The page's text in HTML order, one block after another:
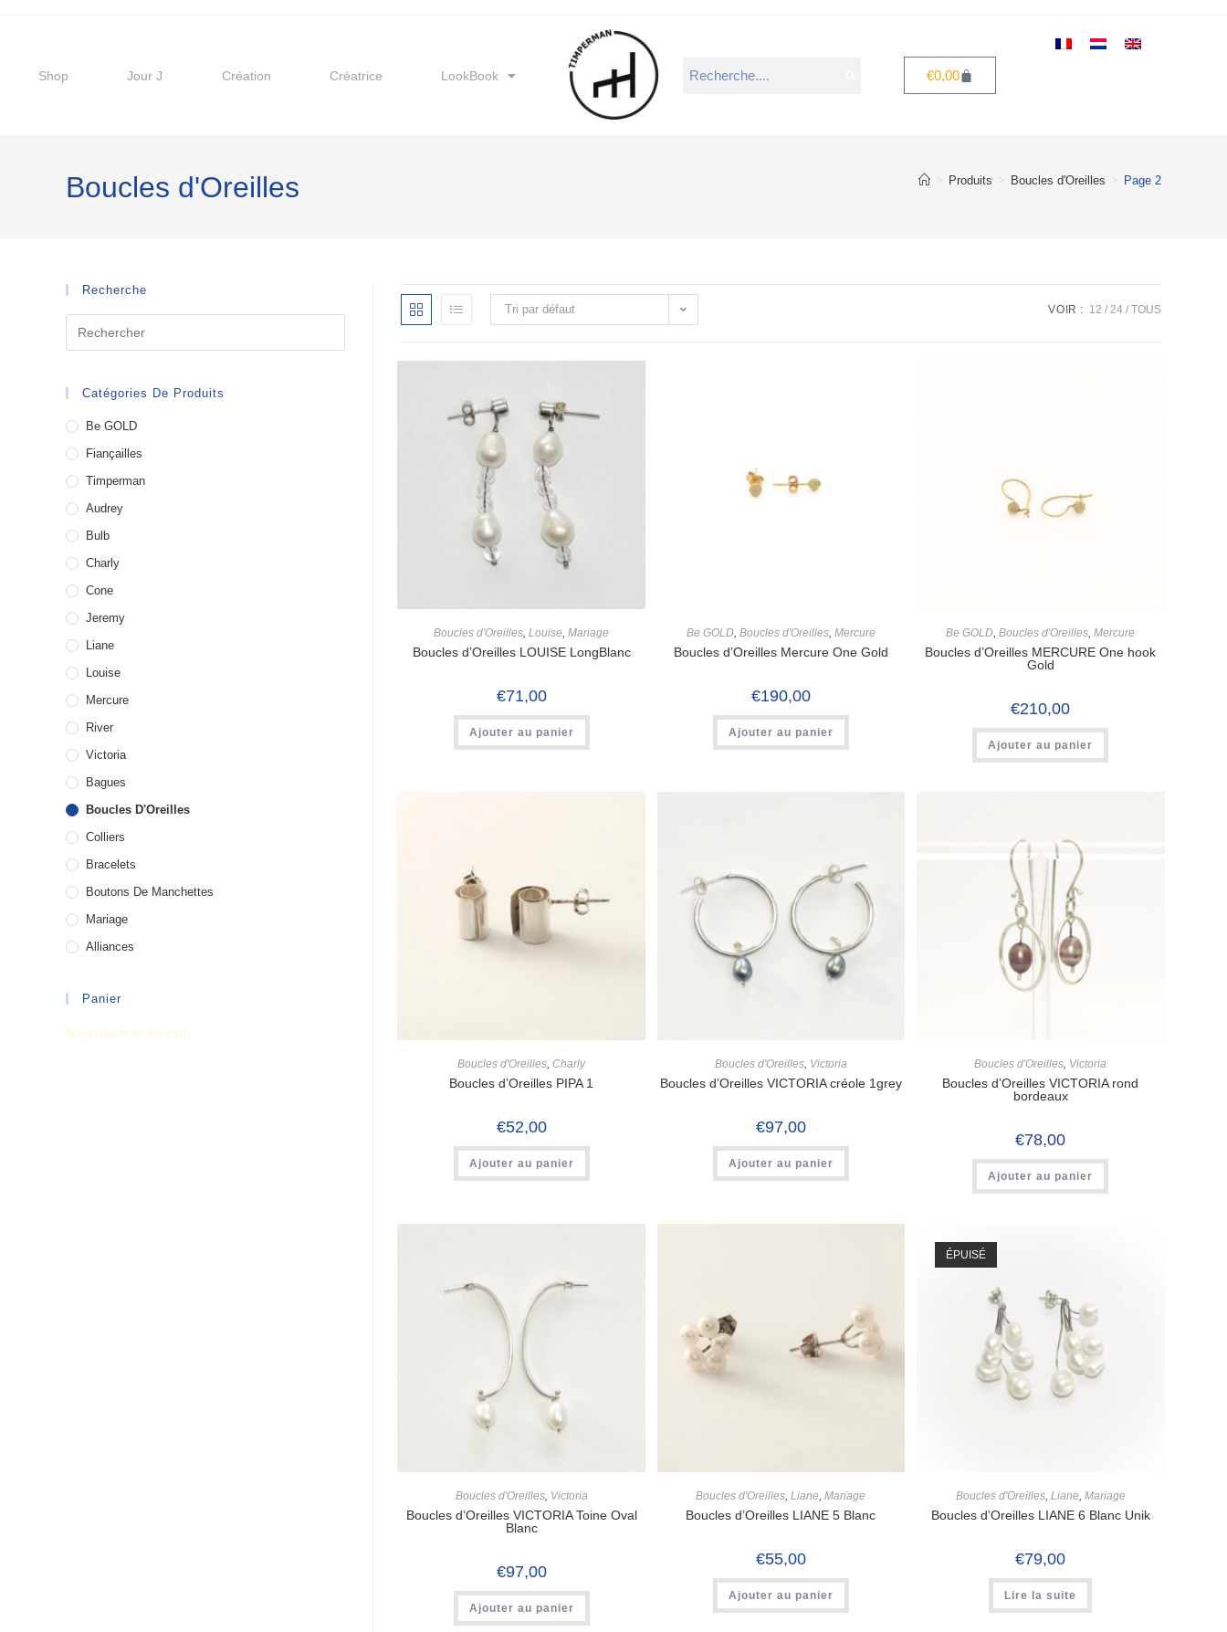
Shop Jour J Création Créatrice LookBook €0,00
Boucles d'Oreilles > Produits > Boucles d'Oreilles > Page 2
Tri par défaut VOIR : 12 24 TOUS
Boucles d'Oreilles,Louise,Mariage
Boucles d’Oreilles LOUISE LongBlanc
€71,00
Ajouter au panier
Be GOLD, Boucles d'Oreilles, Mercure
Boucles d’Oreilles Mercure One Gold
€190,00
Ajouter au panier
Be GOLD,Boucles d'Oreilles,Mercure
Boucles d’Oreilles MERCURE One hook
Gold
€210,00
Ajouter au panier
Boucles d'Oreilles,Charly
Boucles d’Oreilles PIPA 1
€52,00
Ajouter au panier
Boucles d'Oreilles, Victoria
Boucles d’Oreilles VICTORIA créole 1grey
€97,00
Ajouter au panier
Boucles d'Oreilles, Victoria
Boucles d’Oreilles VICTORIA rond
bordeaux
€78,00
Ajouter au panier
Boucles d'Oreilles, Victoria
Boucles d’Oreilles VICTORIA Toine Oval
Blanc
€97,00
Ajouter au panier
Boucles d'Oreilles ,Liane ,Mariage
Boucles d’Oreilles LIANE 5 Blanc
€55,00
Ajouter au panier
ÉPUISÉ
Boucles d'Oreilles, Liane Mariage
Boucles d’Oreilles LIANE 6 Blanc Unik
€79,00
Lire la suite
Recherche
Catégories De Produits
Be GOLD
Fiançailles
Timperman
Audrey
Bulb
Charly
Cone
Jeremy
Liane
Louise
Mercure
River
Victoria
Bagues
Boucles D'Oreilles
Colliers
Bracelets
Boutons De Manchettes
Mariage
Alliances
Panier
No products in the cart.